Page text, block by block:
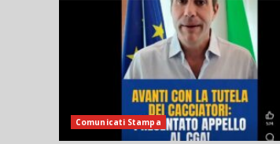
Comunicati Stampa